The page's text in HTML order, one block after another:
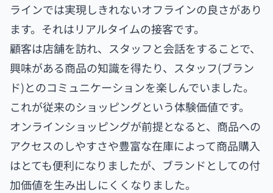
ラインでは実現しきれないオフラインの良さがあり
ます。それはリアルタイムの接客です。
顧客は店舗を訪れ、スタッフと会話をすることで、
興味がある商品の知識を得たり、スタッフ(ブラン
ド)とのコミュニケーションを楽しんでいました。
これが従来のショッピングという体験価値です。
オンラインショッピングが前提となると、商品への
アクセスのしやすさや豊富な在庫によって商品購入
はとても便利になりましたが、ブランドとしての付
加価値を生み出しにくくなりました。